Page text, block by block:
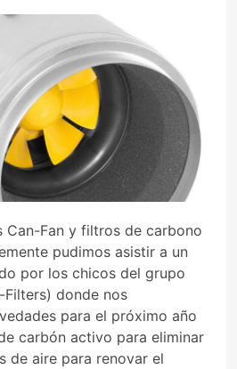
Can-Fan y filtros de carbono
pudimos asistir a un
por los chicos del grupo
Filters) donde nos
para el próximo año
carbón activo para eliminar
de aire para renovar el